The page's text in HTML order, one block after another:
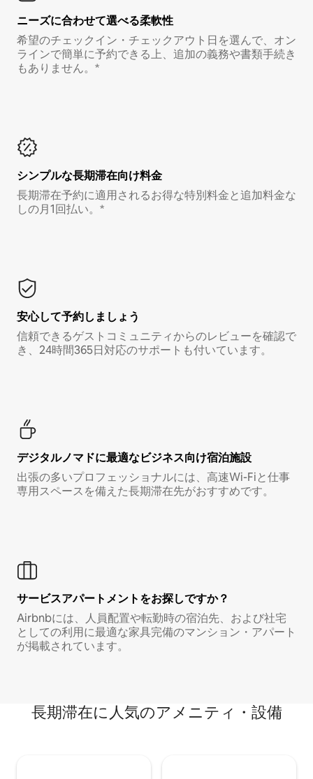
ニーズに合わせて選べる柔軟性
希望のチェックイン・チェックアウト日を選んで、オン
ラインで簡単に予約できる上、追加の義務や書類手続き
もありません。*
シンプルな長期滞在向け料金
長期滞在予約に適用されるお得な特別料金と追加料金な
しの月1回払い。*
安心して予約しましょう
信頼できるゲストコミュニティからのレビューを確認で
き、24時間365日対応のサポートも付いています。
デジタルノマド⁠に最⁠適⁠なビ⁠ジ⁠ネ⁠ス⁠向⁠け宿⁠泊⁠施⁠設
出張の多いプロフェッショナルには、高速Wi-Fiと仕事
専用スペースを備えた長期滞在先がおすすめです。
サービスアパートメントをお探しですか？
Airbnbには、人員配置や転勤時の宿泊先、および社宅
としての利用に最適な家具完備のマンション・アパート
が掲載されています。
長期滞在に人気のアメニティ・設備